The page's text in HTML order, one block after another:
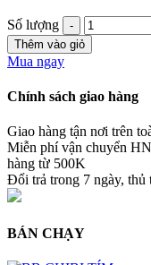
Số lượng
Thêm vào giỏ
Mua ngay
Chính sách giao hàng
Giao hàng tận nơi trên
Miễn phí vận chuyển
hàng từ 500K
Đổi trả trong 7 ngày, thủ
BÁN CHẠY